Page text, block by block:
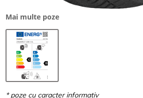
Mai multe poze